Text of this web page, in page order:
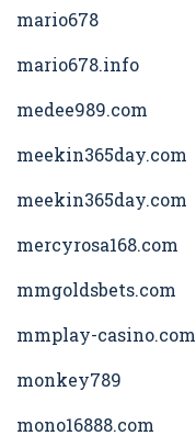
mario678
mario678.info
medee989.com
meekin365day.com
meekin365day.com
mercyrosa168.com
mmgoldsbets.com
mmplay-casino.com
monkey789
mono16888.com